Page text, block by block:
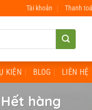
Tài khoản Thanh
KIỆN BLOG LIÊN HỆ
hàng